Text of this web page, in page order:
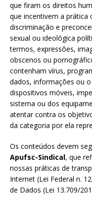
que firam os direitos
que incentivem a prática
discriminação e
sexual ou ideológica
termos, expressões,
obscenos ou
contenham vírus,
dados, informações ou
dispositivos móveis,
sistema ou dos
atentar contra os
da categoria por ela
Os conteúdos devem
Apufsc-Sindical, que
nossas práticas de
Internet (Lei Federal n.
de Dados (Lei 13.709/